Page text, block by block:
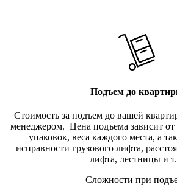
Подъем до
Стоимость за подъем до вашей
менеджером. Цена подъема зависит от
упаковок, веса каждого места, а
исправности грузового лифта,
лифта, лестницы и
Сложности при